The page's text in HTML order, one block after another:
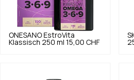
ONESANO EstroVita
Klassisch 250 ml 15,00 CHF